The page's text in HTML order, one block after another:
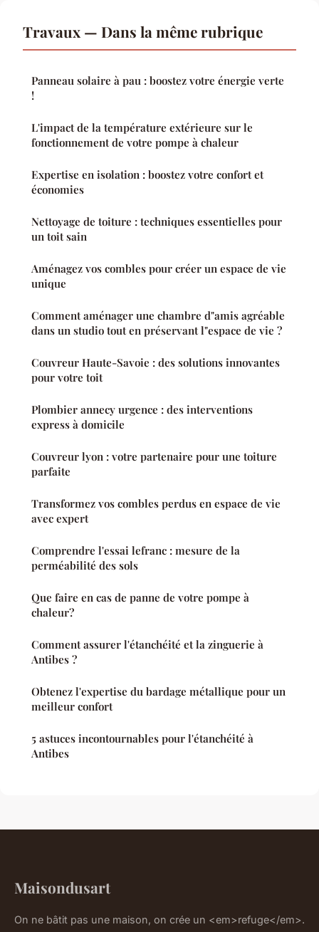
Travaux — Dans la même rubrique
Panneau solaire à pau : boostez votre énergie verte
!
L'impact de la température extérieure sur le
fonctionnement de votre pompe à chaleur
Expertise en isolation : boostez votre confort et
économies
Nettoyage de toiture : techniques essentielles pour
un toit sain
Aménagez vos combles pour créer un espace de vie
unique
Comment aménager une chambre d"amis agréable
dans un studio tout en préservant l"espace de vie ?
Couvreur Haute-Savoie : des solutions innovantes
pour votre toit
Plombier annecy urgence : des interventions
express à domicile
Couvreur lyon : votre partenaire pour une toiture
parfaite
Transformez vos combles perdus en espace de vie
avec expert
Comprendre l'essai lefranc : mesure de la
perméabilité des sols
Que faire en cas de panne de votre pompe à
chaleur?
Comment assurer l'étanchéité et la zinguerie à
Antibes ?
Obtenez l'expertise du bardage métallique pour un
meilleur confort
5 astuces incontournables pour l'étanchéité à
Antibes
Maisondusart
On ne bâtit pas une maison, on crée un <em>refuge</em>.